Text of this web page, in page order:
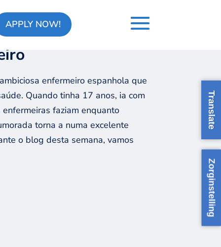
APPLY NOW!
Zorginstelling
enfermeiro espanhola que
Quando tinha 17 anos, ia com
faziam enquanto
torna a numa excelente
o blog desta semana, vamos
Translate